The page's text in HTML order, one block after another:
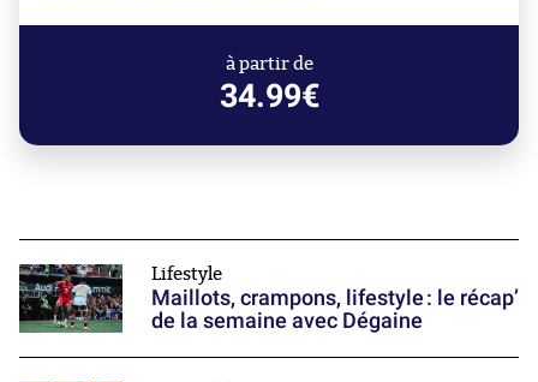
à partir de
34.99€
Lifestyle
Maillots, crampons, lifestyle : le récap’
de la semaine avec Dégaine